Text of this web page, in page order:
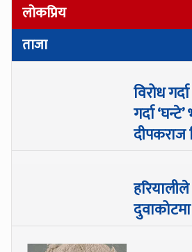
लोकप्रिय
ताजा
विरोध
गर्दा
दीपकराज